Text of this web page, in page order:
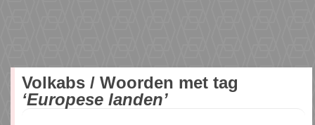
Volkabs / Woorden met tag
‘Europese landen’